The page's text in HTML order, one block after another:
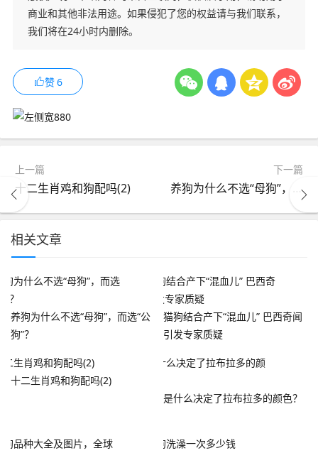
商业和其他非法用途。如果侵犯了您的权益请与我们联系，
我们将在24小时内删除。
赞6
上一篇
十二生肖鸡和狗配吗(2)
下一篇
养狗为什么不选“母狗”，而选“公狗”？
相关文章
养狗为什么不选“母狗”，而选“公
狗”？
猫狗结合产下“混血儿” 巴西奇闻
引发专家质疑
十二生肖鸡和狗配吗(2)
是什么决定了拉布拉多的颜色？